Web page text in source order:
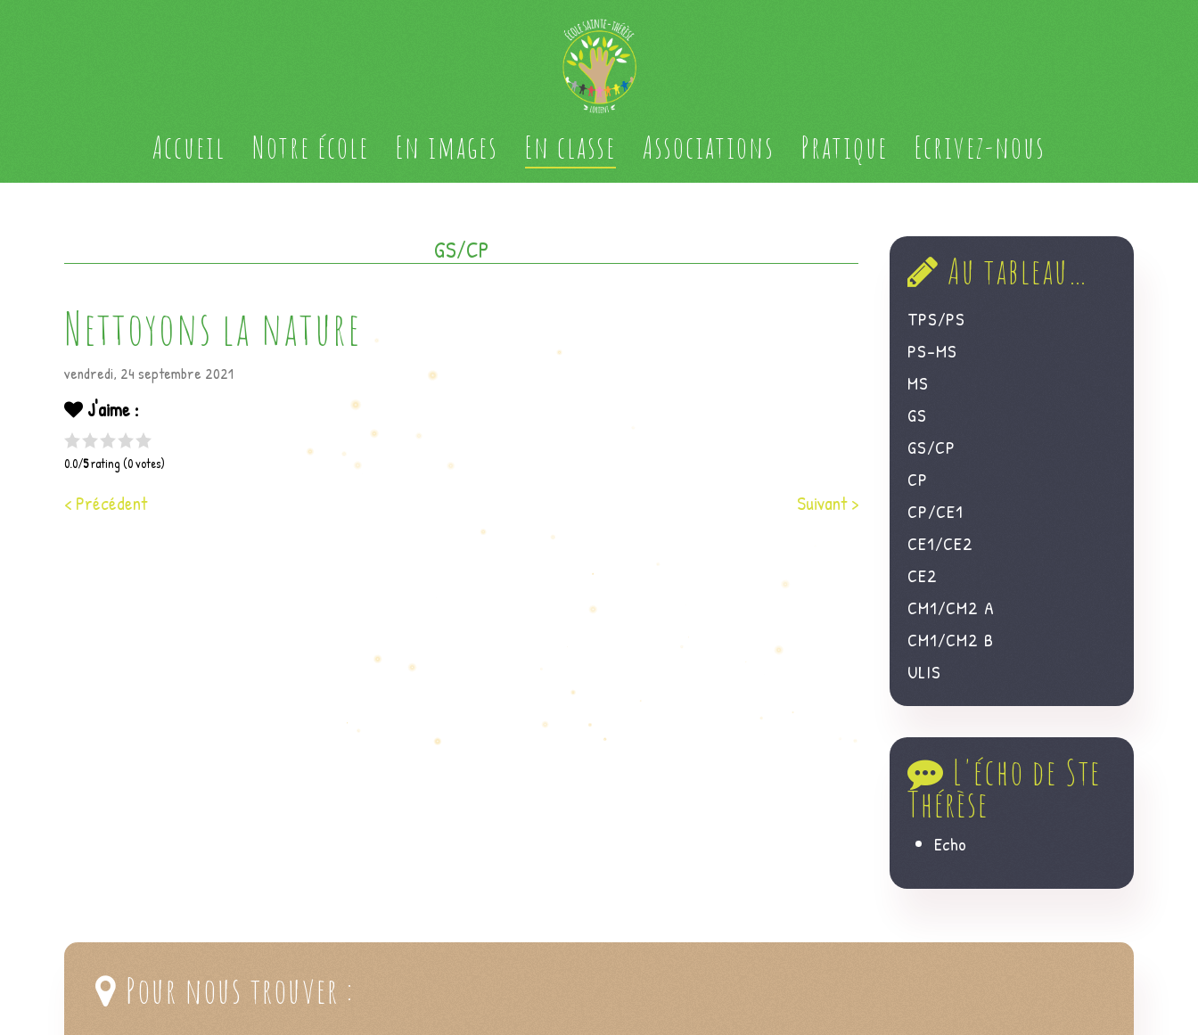
Accueil Notre école En images En classe Associations Pratique Ecrivez-nous
GS/CP
Nettoyons la nature
vendredi, 24 septembre 2021
J'aime :
0.0/5rating (0 votes)
< Précédent Suivant >
Au tableau…
TPS/PS
PS-MS
MS
GS
GS/CP
CP
CP/CE1
CE1/CE2
CE2
CM1/CM2 A
CM1/CM2 B
ULIS
L'écho de Ste
Thérèse
Echo
Pour nous trouver :